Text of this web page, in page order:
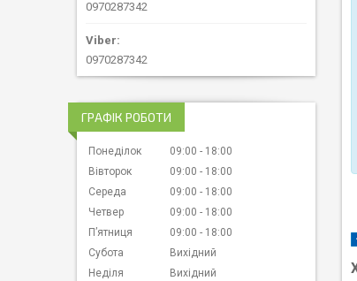
0970287342
0970287342
ГРАФІК РОБОТИ
Понеділок 09:00
18:00
Вівторок
09:00
18:00
Середа
09:00
18:00
Четвер
09:00
18:00
Пʼятниця
09:00
18:00
Субота
Вихідний
Неділя
Вихідний